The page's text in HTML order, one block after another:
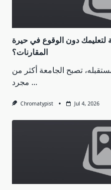
دون الوقوع في حيرة
المقارنات؟
تصبح الجامعة أكثر من
مجرد ...
Chromatypist Jul 4, 2026